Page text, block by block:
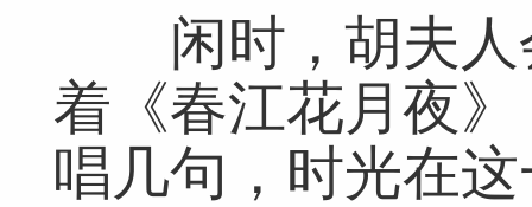
闲时，胡夫人
着《春江花月夜
唱几句，时光在